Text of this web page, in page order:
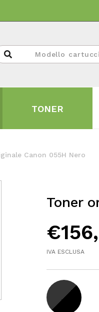
TONER
Canon 055H Nero
Toner
€
IVA ESCLUSA